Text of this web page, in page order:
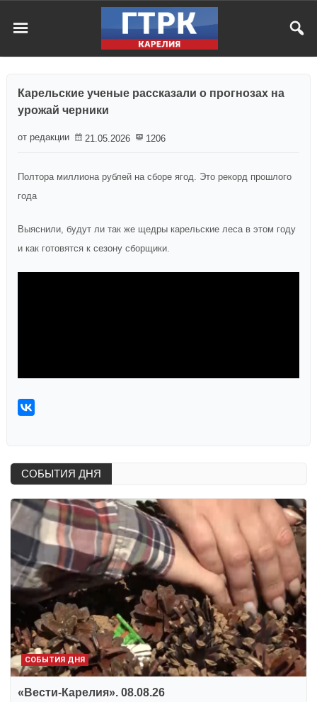
Карельские ученые рассказали о прогнозах на
урожай черники
от редакции 21.05.2026 1206
Полтора миллиона рублей на сборе ягод. Это рекорд прошлого
года
Выяснили, будут ли так же щедры карельские леса в этом году
и как готовятся к сезону сборщики.
СОБЫТИЯ ДНЯ
СОБЫТИЯ ДНЯ
«Вести-Карелия». 08.08.26